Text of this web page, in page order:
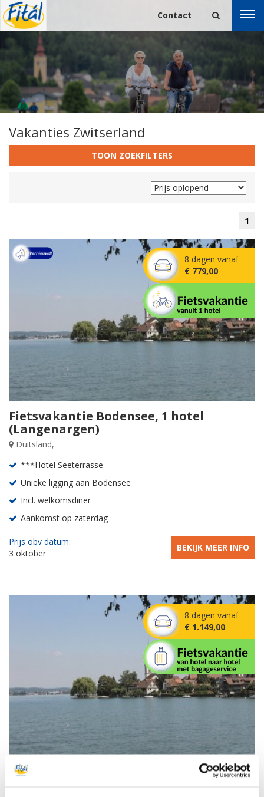
Contact
Vakanties Zwitserland
TOON ZOEKFILTERS
1
Fietsvakantie Bodensee, 1 hotel
(Langenargen)
Duitsland,
***Hotel Seeterrasse
Unieke ligging aan Bodensee
Incl. welkomsdiner
Aankomst op zaterdag
Prijs obv datum:
3 oktober
BEKIJK MEER INFO
8 dagen vanaf
€ 779,00
Fietsvakantie 3 meren 4 landen
8 dagen vanaf
€ 1.149,00